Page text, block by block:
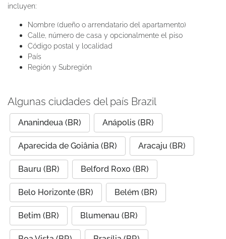
incluyen:
Nombre (dueño o arrendatario del apartamento)
Calle, número de casa y opcionalmente el piso
Código postal y localidad
País
Región y Subregión
Algunas ciudades del país Brazil
Ananindeua (BR) Anápolis (BR)
Aparecida de Goiânia (BR) Aracaju (BR)
Bauru (BR) Belford Roxo (BR)
Belo Horizonte (BR) Belém (BR)
Betim (BR) Blumenau (BR)